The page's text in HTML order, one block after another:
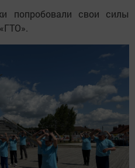
попробовали свои силы